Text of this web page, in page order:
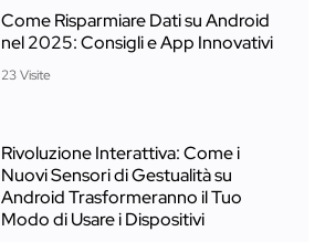
Come Risparmiare Dati su Android
nel 2025: Consigli e App Innovativi
23 Visite
Rivoluzione Interattiva: Come i
Nuovi Sensori di Gestualità su
Android Trasformeranno il Tuo
Modo di Usare i Dispositivi